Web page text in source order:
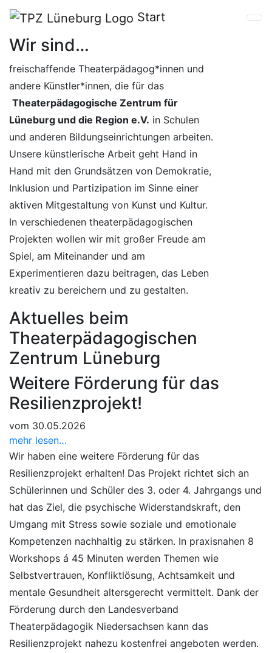
Start
Wir sind…
freischaffende Theaterpädagog*innen und
andere Künstler*innen, die für das
Theaterpädagogische Zentrum für
Lüneburg und die Region e.V. in Schulen
und anderen Bildungseinrichtungen arbeiten.
Unsere künstlerische Arbeit geht Hand in
Hand mit den Grundsätzen von Demokratie,
Inklusion und Partizipation im Sinne einer
aktiven Mitgestaltung von Kunst und Kultur.
In verschiedenen theaterpädagogischen
Projekten wollen wir mit großer Freude am
Spiel, am Miteinander und am
Experimentieren dazu beitragen, das Leben
kreativ zu bereichern und zu gestalten.
Aktuelles beim
Theaterpädagogischen
Zentrum Lüneburg
Weitere Förderung für das
Resilienzprojekt!
vom 30.05.2026
Wir haben eine weitere Förderung für das
Resilienzprojekt erhalten! Das Projekt richtet sich an
Schülerinnen und Schüler des 3. oder 4. Jahrgangs und
hat das Ziel, die psychische Widerstandskraft, den
Umgang mit Stress sowie soziale und emotionale
Kompetenzen nachhaltig zu stärken. In praxisnahen 8
Workshops á 45 Minuten werden Themen wie
Selbstvertrauen, Konfliktlösung, Achtsamkeit und
mentale Gesundheit altersgerecht vermittelt. Dank der
Förderung durch den Landesverband
Theaterpädagogik Niedersachsen kann das
Resilienzprojekt nahezu kostenfrei angeboten werden.
mehr lesen…